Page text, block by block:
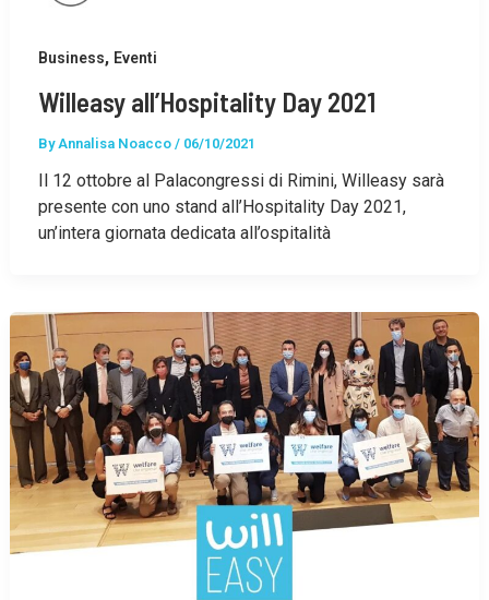
Business, Eventi
Willeasy all’Hospitality Day 2021
ByAnnalisa Noacco / 06/10/2021
Il 12 ottobre al Palacongressi di Rimini, Willeasy sarà
presente con uno stand all’Hospitality Day 2021,
un’intera giornata dedicata all’ospitalità